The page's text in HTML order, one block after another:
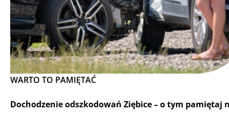
WARTO TO PAMIĘTAĆ
Dochodzenie odszkodowań Ziębice – o tym pamiętaj